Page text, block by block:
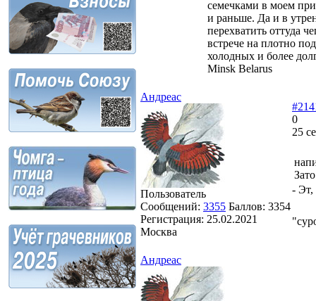
семечками в моем
и раньше. Да и в
перехватить оттуда
встрече на плотно
холодных и более
Minsk Belarus
Андреас
Пользователь
Сообщений: 3355 Баллов: 3354
Регистрация: 25.02.2021
Москва
0
25
- Эт,
Андреас